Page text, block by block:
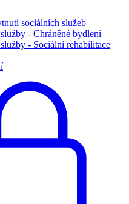
sociálních služeb
- Chráněné bydlení
- Sociální rehabilitace